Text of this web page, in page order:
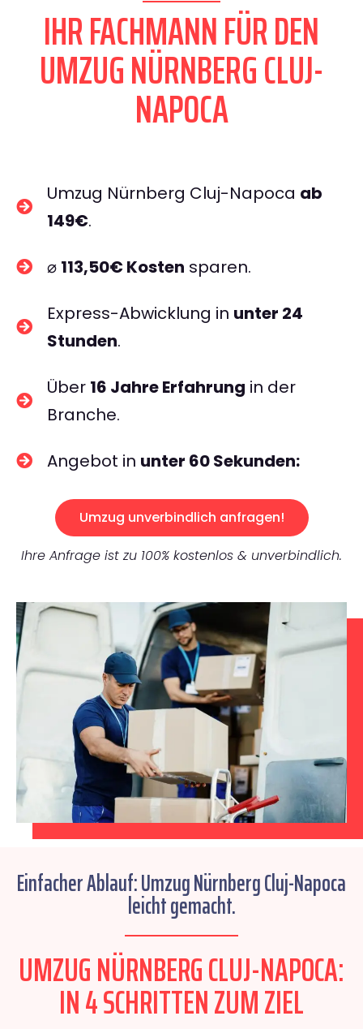
IHR FACHMANN FÜR DEN
UMZUG NÜRNBERG CLUJ-
NAPOCA
Umzug Nürnberg Cluj-Napoca ab
149€.
⌀ 113,50€ Kosten sparen.
Express-Abwicklung in unter 24
Stunden.
Über 16 Jahre Erfahrung in der
Branche.
Angebot in unter 60 Sekunden:
Umzug unverbindlich anfragen!
Ihre Anfrage ist zu 100% kostenlos & unverbindlich.
Einfacher Ablauf: Umzug Nürnberg Cluj-Napoca
leicht gemacht.
UMZUG NÜRNBERG CLUJ-NAPOCA:
IN 4 SCHRITTEN ZUM ZIEL